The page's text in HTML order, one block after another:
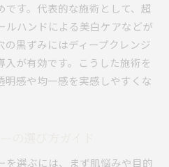
す。代表的な施術として、超
ルハンドによる美白ケアなどが
黒ずみにはディープクレンジ
入が有効です。こうした施術を
感や均一感を実感しやすくな
を選ぶには、まず肌悩みや目的